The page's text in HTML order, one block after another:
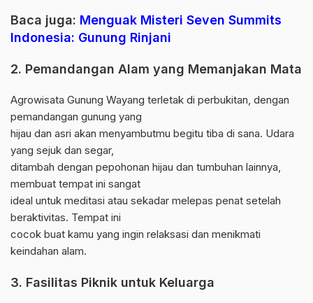
Baca juga: Menguak Misteri Seven Summits
Indonesia: Gunung Rinjani
2. Pemandangan Alam yang Memanjakan Mata
Agrowisata Gunung Wayang terletak di perbukitan, dengan
pemandangan gunung yang
hijau dan asri akan menyambutmu begitu tiba di sana. Udara
yang sejuk dan segar,
ditambah dengan pepohonan hijau dan tumbuhan lainnya,
membuat tempat ini sangat
ideal untuk meditasi atau sekadar melepas penat setelah
beraktivitas. Tempat ini
cocok buat kamu yang ingin relaksasi dan menikmati
keindahan alam.
3. Fasilitas Piknik untuk Keluarga